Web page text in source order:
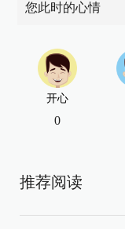
您此时的心情
开心
0
推荐阅读